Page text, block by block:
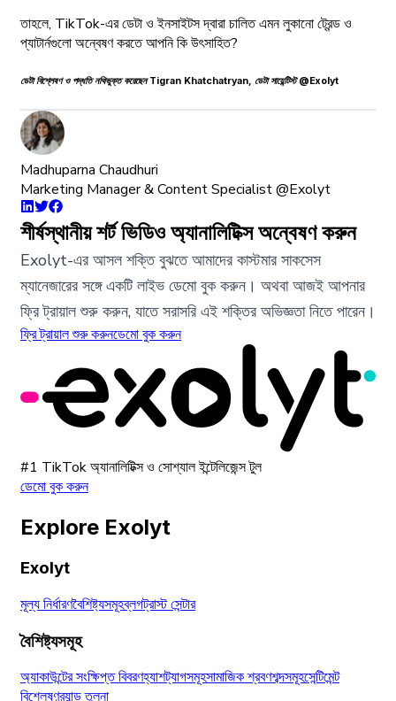
তাহলে, TikTok-এর ডেটা ও ইনসাইটস দ্বারা চালিত এমন লুকানো ট্রেন্ড ও
প্যাটার্নগুলো অন্বেষণ করতে আপনি কি উৎসাহিত?
ডেটা বিশ্লেষণ ও পদ্ধতি নথিভুক্ত করেছেন Tigran Khatchatryan, ডেটা সায়েন্টিস্ট @Exolyt
Madhuparna Chaudhuri
Marketing Manager & Content Specialist @Exolyt
শীর্ষস্থানীয় শর্ট ভিডিও অ্যানালিটিক্স অন্বেষণ করুন
Exolyt-এর আসল শক্তি বুঝতে আমাদের কাস্টমার সাকসেস
ম্যানেজারের সঙ্গে একটি লাইভ ডেমো বুক করুন। অথবা আজই আপনার
ফ্রি ট্রায়াল শুরু করুন, যাতে সরাসরি এই শক্তির অভিজ্ঞতা নিতে পারেন।
ফ্রি ট্রায়াল শুরু করুনডেমো বুক করুন
#1 TikTok অ্যানালিটিক্স ও সোশ্যাল ইন্টেলিজেন্স টুল
ডেমো বুক করুন
Explore Exolyt
Exolyt
মূল্য নির্ধারণবৈশিষ্ট্যসমূহব্লগট্রাস্ট সেন্টার
বৈশিষ্ট্যসমূহ
অ্যাকাউন্টের সংক্ষিপ্ত বিবরণহ্যাশট্যাগসমূহসামাজিক শ্রবণশব্দসমূহসেন্টিমেন্ট
বিশ্লেষণব্র্যান্ড তুলনা